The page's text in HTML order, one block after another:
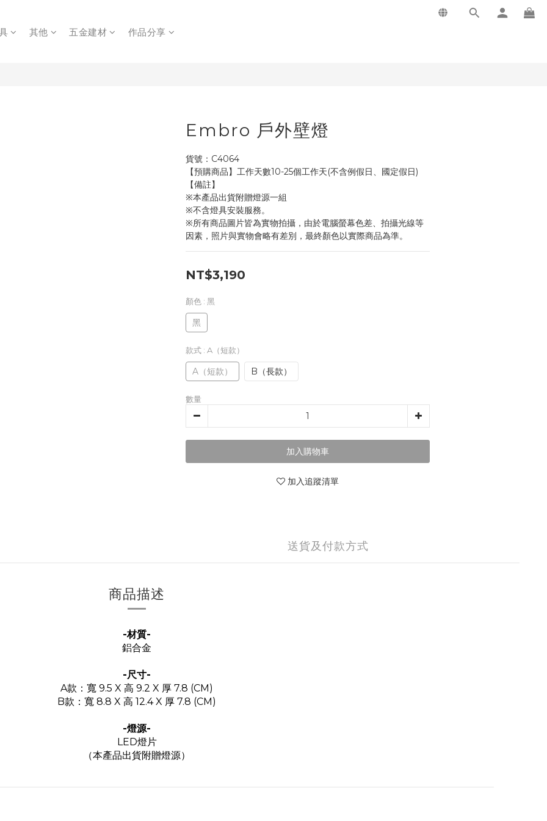
其他 五金建材 作品分享
Embro 戶外壁燈
貨號：C4064
【預購商品】工作天數10-25個工作天(不含例假日、國定假日)
【備註】
※本產品出貨附贈燈源一組
※不含燈具安裝服務。
※所有商品圖片皆為實物拍攝，由於電腦螢幕色差、拍攝光線等
因素，照片與實物會略有差別，最終顏色以實際商品為準。
NT$3,190
顏色 : 黑
黑
款式 : A（短款）
A（短款） B（長款）
數量
加入購物車
加入追蹤清單
送貨及付款方式
商品描述
-材質-
鋁合金
-尺寸-
A款：寬 9.5 X 高 9.2 X 厚 7.8 (CM)
B款：寬 8.8 X 高 12.4 X 厚 7.8 (CM)
-燈源-
LED燈片
（本產品出貨附贈燈源）